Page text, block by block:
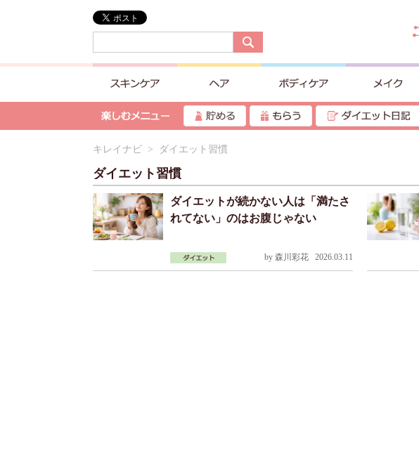
キレイナビ > ダイエット習慣
ダイエット習慣
ダイエットが続かない人は「満たさ
れてない」のはお腹じゃない
by 森川彩花 2026.03.11